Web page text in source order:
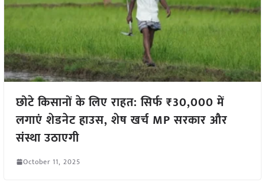
छोटे किसानों के लिए राहत: सिर्फ ₹30,000 में
लगाएं शेडनेट हाउस, शेष खर्च MP सरकार और
संस्था उठाएगी
October 11, 2025